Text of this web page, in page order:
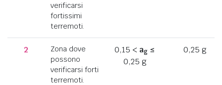
verificarsi
fortissimi
terremoti.
2
Zona dove
possono
verificarsi forti
terremoti.
0,15 < ag ≤
0,25 g
0,25 g